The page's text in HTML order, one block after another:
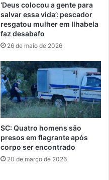
‘Deus colocou a gente para
salvar essa vida’: pescador
resgatou mulher em Ilhabela
faz desabafo
26 de maio de 2026
SC: Quatro homens são
presos em flagrante após
corpo ser encontrado
20 de março de 2026